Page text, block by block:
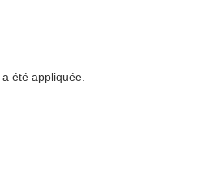
été appliquée.